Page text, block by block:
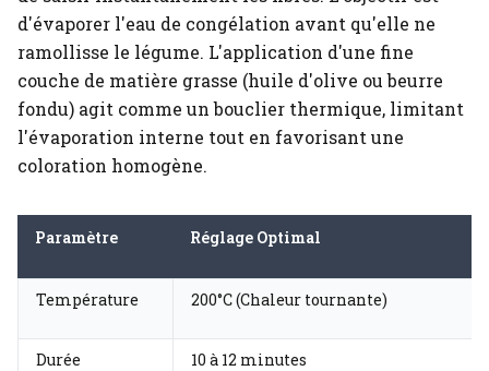
d'évaporer l'eau de congélation avant qu'elle ne
ramollisse le légume. L'application d'une fine
couche de matière grasse (huile d'olive ou beurre
fondu) agit comme un bouclier thermique, limitant
l'évaporation interne tout en favorisant une
coloration homogène.
Paramètre Réglage Optimal
Température 200°C (Chaleur tournante)
Durée 10 à 12 minutes